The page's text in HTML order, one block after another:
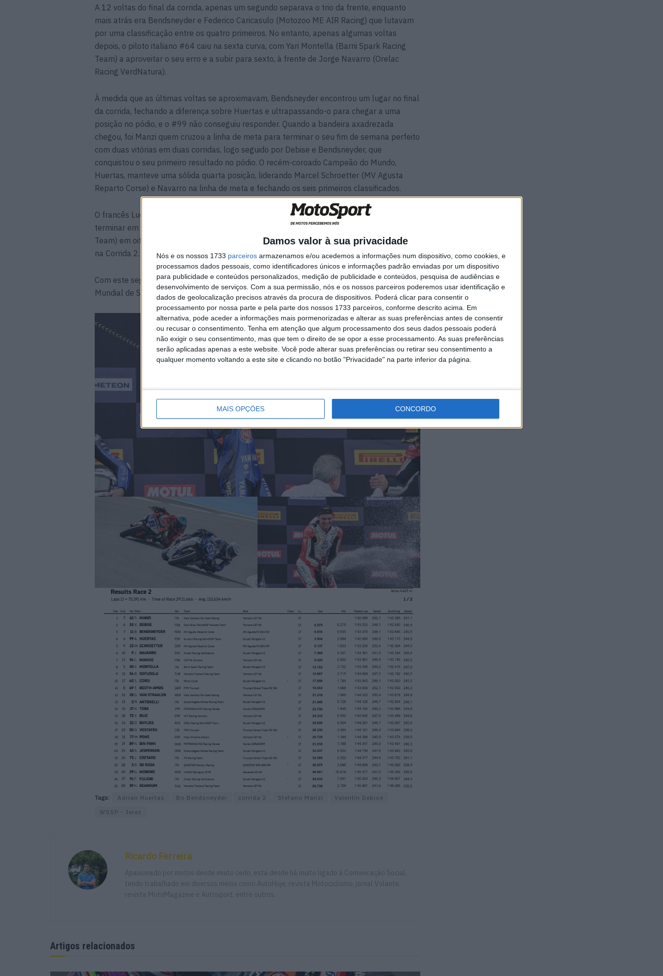
Damos valor à sua privacidade
Nós e os nossos 1733 parceiros armazenamos e/ou acedemos a informações num dispositivo, como cookies, e
processamos dados pessoais, como identificadores únicos e informações padrão enviadas por um dispositivo
para publicidade e conteúdos personalizados, medição de publicidade e conteúdos, pesquisa de audiências e
desenvolvimento de serviços. Com a sua permissão, nós e os nossos parceiros poderemos usar identificação e
dados de geolocalização precisos através da procura de dispositivos. Poderá clicar para consentir o
processamento por nossa parte e pela parte dos nossos 1733 parceiros, conforme descrito acima. Em
alternativa, pode aceder a informações mais pormenorizadas e alterar as suas preferências antes de consentir
ou recusar o consentimento. Tenha em atenção que algum processamento dos seus dados pessoais poderá
não exigir o seu consentimento, mas que tem o direito de se opor a esse processamento. As suas preferências
serão aplicadas apenas a este website. Você pode alterar suas preferências ou retirar seu consentimento a
qualquer momento voltando a este site e clicando no botão "Privacidade" na parte inferior da página.
MAIS OPÇÕES CONCORDO
A 12 voltas do final da corrida, apenas um segundo separava o trio da frente, enquanto
mais atrás era Bendsneyder e Federico Caricasulo (Motozoo ME AIR Racing) que lutavam
por uma classificação entre os quatro primeiros. No entanto, apenas algumas voltas
depois, o piloto italiano #64 caiu na sexta curva, com Yari Montella (Barni Spark Racing
Team) a aproveitar o seu erro e a subir para sexto, à frente de Jorge Navarro (Orelac
Racing VerdNatura).
À medida que as últimas voltas se aproximavam, Bendsneyder encontrou um lugar no final
da corrida, fechando a diferença sobre Huertas e ultrapassando-o para chegar a uma
posição no pódio, e o #99 não conseguiu responder. Quando a bandeira axadrezada
chegou, foi Manzi quem cruzou a linha de meta para terminar o seu fim de semana perfeito
com duas vitórias em duas corridas, logo seguido por Debise e Bendsneyder, que
conquistou o seu primeiro resultado no pódio. O recém-coroado Campeão do Mundo,
Huertas, manteve uma sólida quarta posição, liderando Marcel Schroetter (MV Agusta
Reparto Corse) e Navarro na linha de meta e fechando os seis primeiros classificados.
O francês Lucas Mahias (GMT94 Yamaha) cruzou a linha de meta com a sua Yamaha para
terminar em sétimo, à frente de Montella e Bahattin Sofuoglu (Yamaha Thailand Racing
Team) em oitavo e nono, enquanto Simone Corsi (Renzi Corse) completou os dez primeiros
na Corrida 2.
Com este segundo triunfo em Jerez, Stefano Manzi alcançou o 19º pódio da temporada do
Mundial de Supersport de 2024.
Tags: Adrian Huertas Bo Bendsneyder corrida 2 Stefano Manzi
Valentin Debise
WSSP - Jerez
Ricardo Ferreira
Apaixonado por motos desde muito cedo, está desde há muito ligado à Comunicação Social,
tendo trabalhado em diversos meios como AutoHoje, revista Motociclismo, jornal Volante,
revista MotoMagazine e Autosport, entre outros.
Artigos relacionados